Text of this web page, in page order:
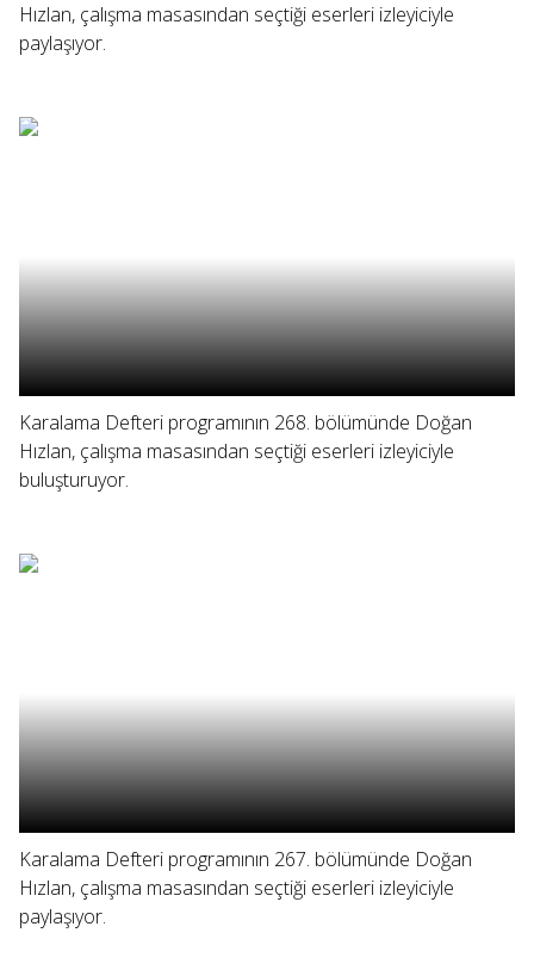
Hızlan, çalışma masasından seçtiği eserleri izleyiciyle
paylaşıyor.
Karalama Defteri programının 268. bölümünde Doğan
Hızlan, çalışma masasından seçtiği eserleri izleyiciyle
buluşturuyor.
Karalama Defteri programının 267. bölümünde Doğan
Hızlan, çalışma masasından seçtiği eserleri izleyiciyle
paylaşıyor.